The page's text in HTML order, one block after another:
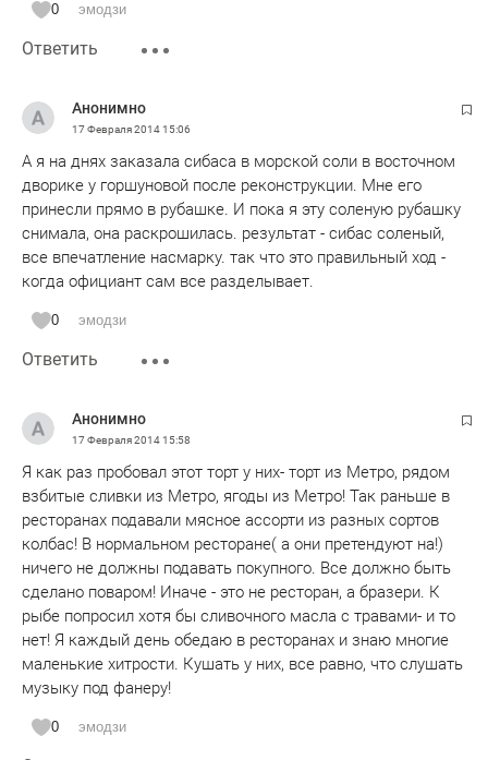
0 эмодзи
Ответить
Анонимно
17 Февраля 201415:06
А я на днях заказала сибаса в морской соли в восточном
дворике у горшуновой после реконструкции. Мне его
принесли прямо в рубашке. И пока я эту соленую рубашку
снимала, она раскрошилась. результат - сибас соленый,
все впечатление насмарку. так что это правильный ход -
когда официант сам все разделывает.
0 эмодзи
Ответить
Анонимно
17 Февраля 201415:58
Я как раз пробовал этот торт у них- торт из Метро, рядом
взбитые сливки из Метро, ягоды из Метро! Так раньше в
ресторанах подавали мясное ассорти из разных сортов
колбас! В нормальном ресторане( а они претендуют на!)
ничего не должны подавать покупного. Все должно быть
сделано поваром! Иначе - это не ресторан, а бразери. К
рыбе попросил хотя бы сливочного масла с травами- и то
нет! Я каждый день обедаю в ресторанах и знаю многие
маленькие хитрости. Кушать у них, все равно, что слушать
музыку под фанеру!
0 эмодзи